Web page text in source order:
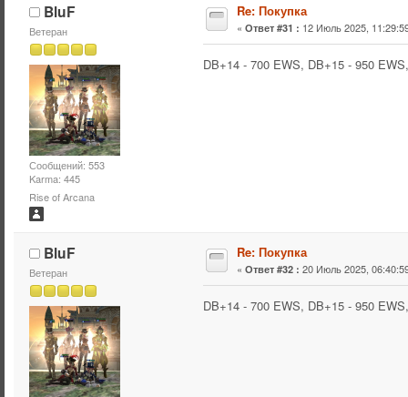
BluF
Ветеран
Сообщений: 553
Karma: 445
Rise of Arcana
Re: Покупка
« Ответ #31 : 12 Июль 2025,
DB+14 - 700 EWS, DB+15 - 950
BluF
Ветеран
Re: Покупка
« Ответ #32 : 20 Июль 2025,
DB+14 - 700 EWS, DB+15 - 950